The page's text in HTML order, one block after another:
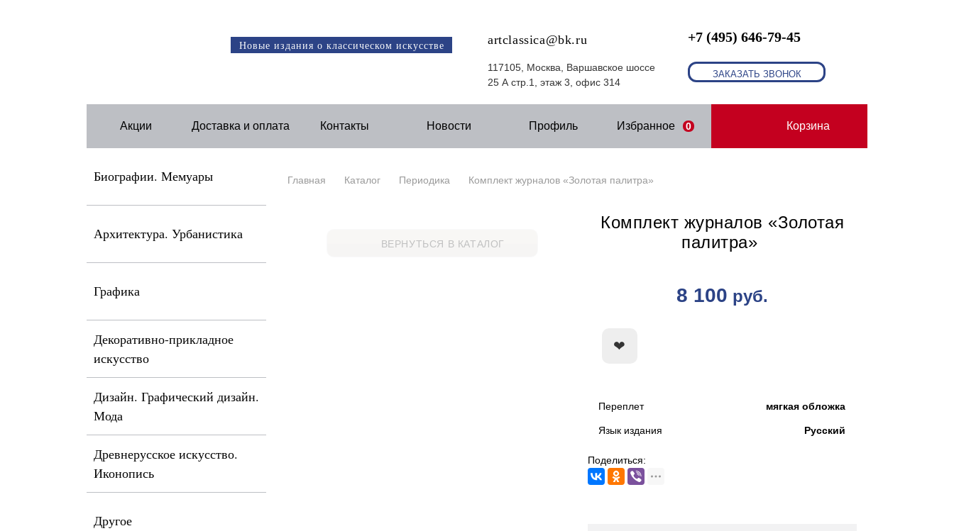
Новые издания о классическом искусстве artclassica@bk.ru
117105, Москва, Варшавское шоссе
25 А стр.1, этаж 3, офис 314
+7 (495) 646-79-45
ЗАКАЗАТЬ ЗВОНОК
Акции Доставка и оплата Контакты Новости Профиль Избранное 0 Корзина
Биографии. Мемуары
Архитектура. Урбанистика
Графика
Декоративно-прикладное
искусство
Дизайн. Графический дизайн.
Мода
Древнерусское искусство.
Иконопись
Другое
Главная Каталог Периодика Комплект журналов «Золотая палитра»
ВЕРНУТЬСЯ В КАТАЛОГ
Комплект журналов «Золотая
палитра»
8 100 руб.
Переплет мягкая обложка
Язык издания Русский
Поделиться: